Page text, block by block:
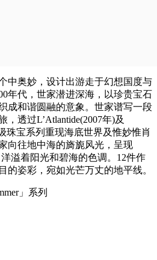
中奥妙，设计出游走于幻想国度与
年代，世家潜进深海，以珍贵宝石
成和谐圆融的意象。世家谱写一段
透过L’Atlantide(2007年)及
珠宝系列重现海底世界及惟妙惟肖
向往地中海的旖旎风光，呈现
洋溢着阳光和碧海的色调。12件作
的姿彩，宛如光芒万丈的地平线。
」系列